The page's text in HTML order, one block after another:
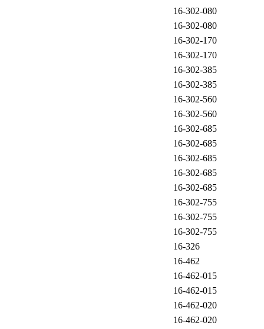
16-302-080
16-302-080
16-302-170
16-302-170
16-302-385
16-302-385
16-302-560
16-302-560
16-302-685
16-302-685
16-302-685
16-302-685
16-302-685
16-302-755
16-302-755
16-302-755
16-326
16-462
16-462-015
16-462-015
16-462-020
16-462-020